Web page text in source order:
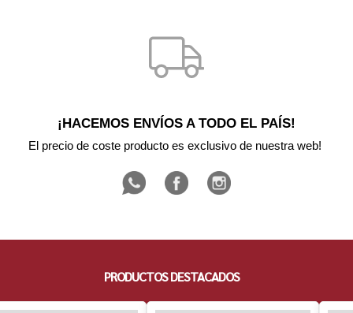
¡HACEMOS ENVÍOS A TODO EL PAÍS!
El precio de coste producto es exclusivo de nuestra web!
PRODUCTOS DESTACADOS